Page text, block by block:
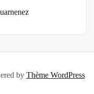
by Thème WordPress